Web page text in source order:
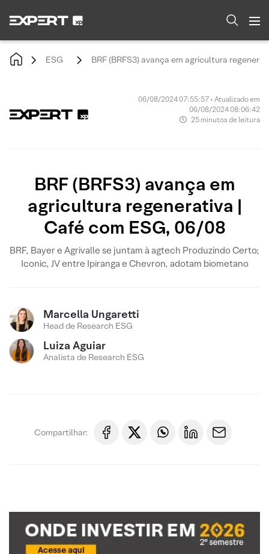
ESG BRF (BRFS3) avança em agricultura
06/08/2024 07:55:57 • Atualizado em
06/08/2024 08:06:42
25 minutos de leitura
BRF (BRFS3) avança em
agricultura regenerativa |
Café com ESG, 06/08
BRF, Bayer e Agrivalle se juntam à agtech Produzindo Certo;
Iconic, JV entre Ipiranga e Chevron, adotam biometano
Marcella Ungaretti
Head de Research ESG
Luiza Aguiar
Analista de Research ESG
Compartilhar: